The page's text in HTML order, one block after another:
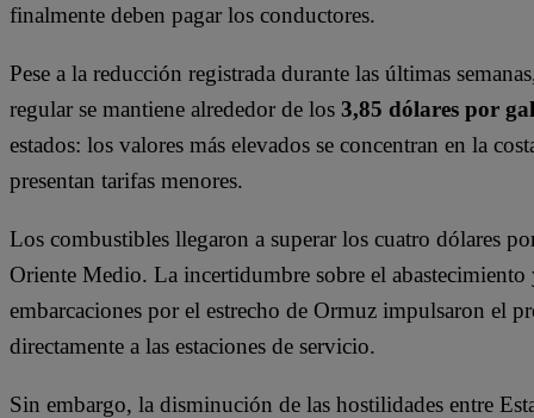
finalmente deben pagar los conductores.
Pese a la reducción registrada durante las últimas
regular se mantiene alrededor de los 3,85 dólares por
estados: los valores más elevados se concentran en la
presentan tarifas menores.
Los combustibles llegaron a superar los cuatro dólares
Oriente Medio. La incertidumbre sobre el
embarcaciones por el estrecho de Ormuz impulsaron el
directamente a las estaciones de servicio.
Sin embargo, la disminución de las hostilidades entre